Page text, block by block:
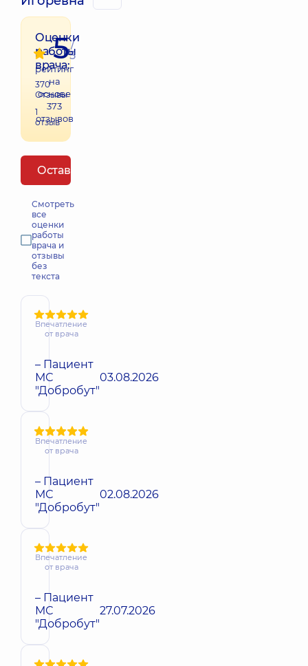
Оценки
работы
врача:
370
Отзывы
1
отзыв
5/
5
рейтинг
на
основе
373
отзывов
Оставить отзыв
Смотреть
все
оценки
работы
врача и
отзывы
без
текста
Впечатление
от врача
– Пациент
МС
"Добробут"
03.08.2026
Впечатление
от врача
– Пациент
МС
"Добробут"
02.08.2026
Впечатление
от врача
– Пациент
МС
"Добробут"
27.07.2026